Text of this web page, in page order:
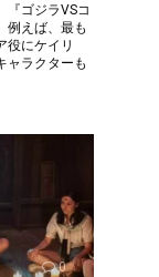
『ゴジラVSコ
例えば、最も
役にケイリ
ャラクターも
0